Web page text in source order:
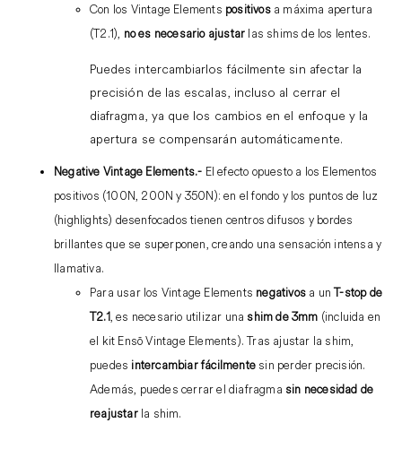
Con los Vintage Elements positivosa máxima apertura
(T2.1), no es necesario ajustar las shims de los lentes.
Puedes intercambiarlos fácilmente sin afectar la
precisión de las escalas, incluso al cerrar el
diafragma, ya que los cambios en el enfoque y la
apertura se compensarán automáticamente.
Negative Vintage Elements.- El efecto opuesto a los Elementos
positivos (100N, 200N y 350N): en el fondo y los puntos de luz
(highlights) desenfocados tienen centros difusos y bordes
brillantes que se superponen, creando una sensación intensa y
llamativa.
Para usar los Vintage Elements negativos a unT-stop de
T2.1, es necesario utilizar una shim de 3mm (incluida en
el kit Ensō Vintage Elements). Tras ajustar la shim,
puedes intercambiar fácilmente sin perder precisión.
Además, puedes cerrar el diafragma sin necesidad de
reajustarla shim.